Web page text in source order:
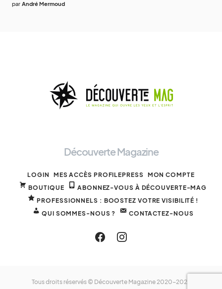
par André Mermoud
Découverte Magazine
LOGIN MES ACCÈS PROFILEPRESS MON COMPTE
BOUTIQUE
ABONNEZ-VOUS À DÉCOUVERTE-MAG
PROFESSIONNELS : BOOSTEZ VOTRE VISIBILITÉ !
QUI SOMMES-NOUS ?
CONTACTEZ-NOUS
Tous droits réservés © Découverte Magazine 2020-2025